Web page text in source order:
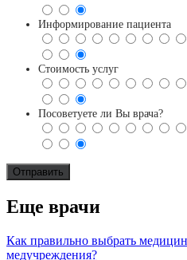
Информирование пациента
Стоимость услуг
Посоветуете ли Вы врача?
Еще врачи
Как правильно выбрать
медучреждения?